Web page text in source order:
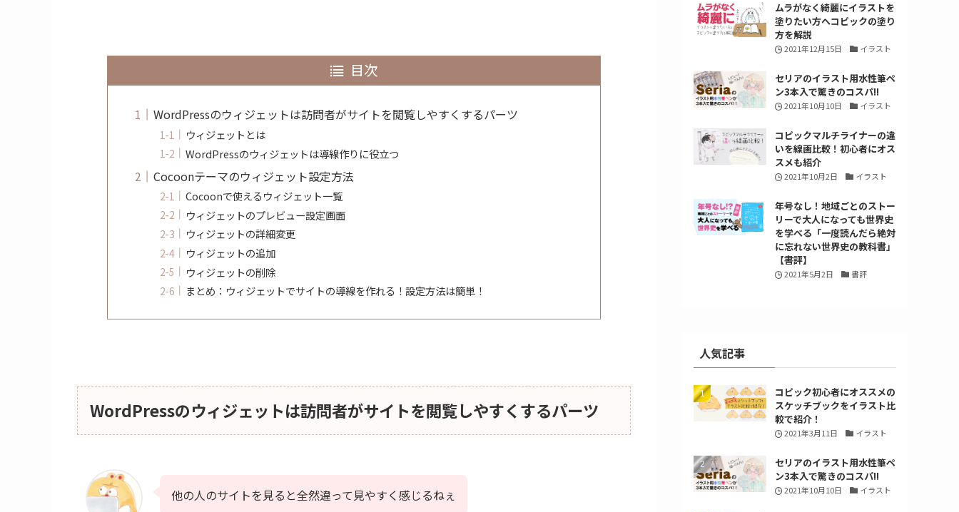
目次
WordPressのウィジェットは訪問者がサイトを閲覧しやすくするパーツ
ウィジェットとは
WordPressのウィジェットは導線作りに役立つ
Cocoonテーマのウィジェット設定方法
Cocoonで使えるウィジェット一覧
ウィジェットのプレビュー設定画面
ウィジェットの詳細変更
ウィジェットの追加
ウィジェットの削除
まとめ：ウィジェットでサイトの導線を作れる！設定方法は簡単！
WordPressのウィジェットは訪問者がサイトを閲覧しやすくするパーツ
他の人のサイトを見ると全然違って見やすく感じるねぇ
ムラがなく綺麗にイラストを
塗りたい方へコピックの塗り
方を解説
2021年12月15日 イラスト
セリアのイラスト用水性筆ペ
ン3本入で驚きのコスパ!!
2021年10月10日 イラスト
コピックマルチライナーの違
いを線画比較！初心者にオス
スメも紹介
2021年10月2日 イラスト
年号なし！地域ごとのストー
リーで大人になっても世界史
を学べる「一度読んだら絶対
に忘れない世界史の教科書」
【書評】
2021年5月2日 書評
人気記事
コピック初心者にオススメの
スケッチブックをイラスト比
較で紹介！
2021年3月11日 イラスト
セリアのイラスト用水性筆ペ
ン3本入で驚きのコスパ!!
2021年10月10日 イラスト